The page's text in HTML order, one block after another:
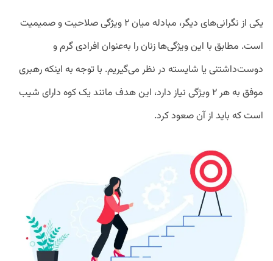
یکی از نگرانی‌های دیگر، مبادله میان ۲ ویژگی صلاحیت و صمیمیت
است. مطابق با این ویژگی‌ها زنان را به‌عنوان افرادی گرم و
دوست‌داشتنی یا شایسته در نظر می‌گیریم. با توجه به اینکه رهبری
موفق به هر ۲ ویژگی نیاز دارد، این هدف مانند یک کوه دارای شیب
است که باید از آن صعود کرد.